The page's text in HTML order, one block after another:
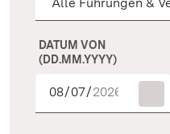
DATUM VON
(DD.MM.YYYY)